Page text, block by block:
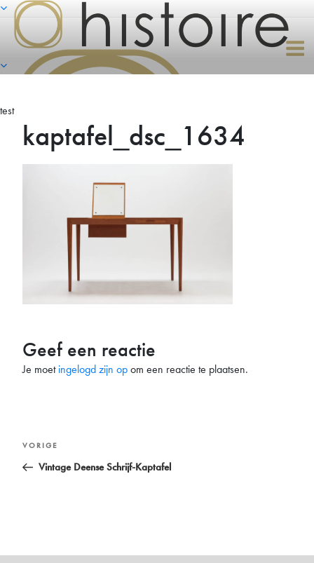
Naar
inhoud
springen
test
kaptafel_dsc_1634
Geef een reactie
Je moetingelogd zijn opom een reactie te plaatsen.
Bericht
navigatie
Vorig
bericht
VORIGE
Vintage Deense Schrijf-Kaptafel